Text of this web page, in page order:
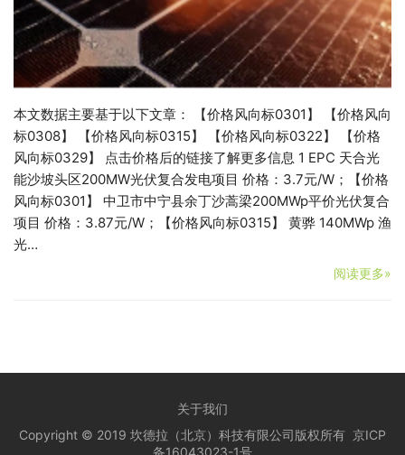
本文数据主要基于以下文章： 【价格风向标0301】 【价格风向
标0308】 【价格风向标0315】 【价格风向标0322】 【价格
风向标0329】 点击价格后的链接了解更多信息 1 EPC 天合光
能沙坡头区200MW光伏复合发电项目 价格：3.7元/W；【价格
风向标0301】 中卫市中宁县余丁沙蒿梁200MWp平价光伏复合
项目 价格：3.87元/W；【价格风向标0315】 黄骅 140MWp 渔
光…
阅读更多»
关于我们
Copyright © 2019 坎德拉（北京）科技有限公司版权所有 京ICP